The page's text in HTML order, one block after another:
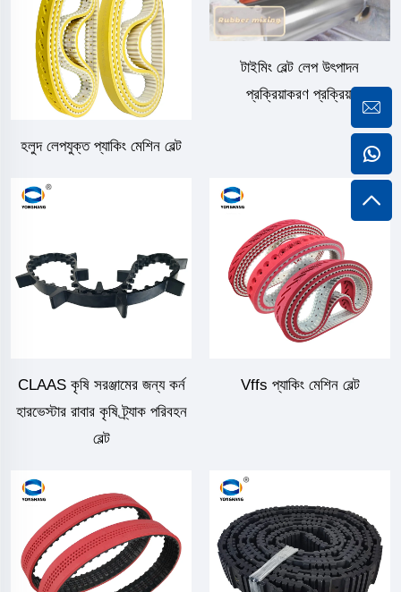
হলুদ লেপযুক্ত প্যাকিং মেশিন বেল্ট
টাইমিং বেল্ট লেপ উৎপাদন
প্রক্রিয়াকরণ প্রক্রিয়া
CLAAS কৃষি সরঞ্জামের জন্য কর্ন
হারভেস্টার রাবার কৃষি ট্র্যাক পরিবহন
বেল্ট
Vffs প্যাকিং মেশিন বেল্ট